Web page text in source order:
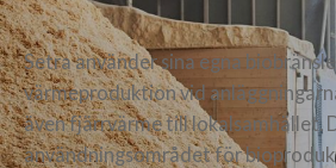
Setra använder sina egna
värmeproduktion vid
även fjärrvärme till lokalsamhället.
användningsområdet för